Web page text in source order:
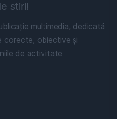
stiri!
multimedia, dedicată
corecte, obiective și
de activitate